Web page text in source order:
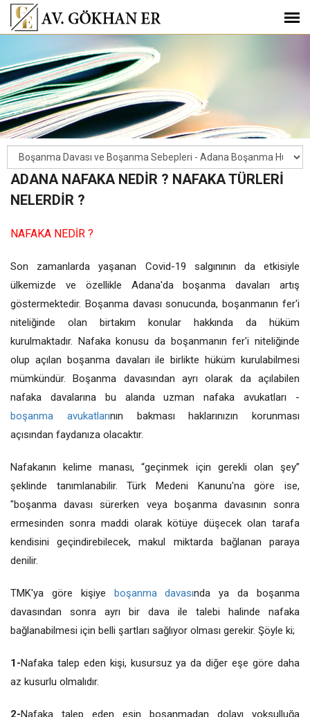
ADANA NAFAKA NEDİR ? NAFAKA TÜRLERİ
NELERDİR ?
NAFAKA NEDİR ?
Son zamanlarda yaşanan Covid-19 salgınının da etkisiyle
ülkemizde ve özellikle Adana'da boşanma davaları artış
göstermektedir. Boşanma davası sonucunda, boşanmanın fer'i
niteliğinde olan birtakım konular hakkında da hüküm
kurulmaktadır. Nafaka konusu da boşanmanın fer'i niteliğinde
olup açılan boşanma davaları ile birlikte hüküm kurulabilmesi
mümkündür. Boşanma davasından ayrı olarak da açılabilen
nafaka davalarına bu alanda uzman nafaka avukatları -
boşanma avukatlarının bakması haklarınızın korunması
açısından faydanıza olacaktır.
Nafakanın kelime manası, “geçinmek için gerekli olan şey”
şeklinde tanımlanabilir. Türk Medeni Kanunu'na göre ise,
"boşanma davası sürerken veya boşanma davasının sonra
ermesinden sonra maddi olarak kötüye düşecek olan tarafa
kendisini geçindirebilecek, makul miktarda bağlanan paraya
denilir.
TMK'ya göre kişiye boşanma davasında ya da boşanma
davasından sonra ayrı bir dava ile talebi halinde nafaka
bağlanabilmesi için belli şartları sağlıyor olması gerekir. Şöyle ki;
1-Nafaka talep eden kişi, kusursuz ya da diğer eşe göre daha
az kusurlu olmalıdır.
2-Nafaka talep eden eşin boşanmadan dolayı yoksulluğa